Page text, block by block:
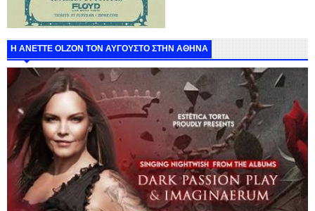
Η ANETTE OLZON ΤΟΝ ΑΥΓΟΥΣΤΟ ΣΤΗΝ ΑΘΗΝΑ